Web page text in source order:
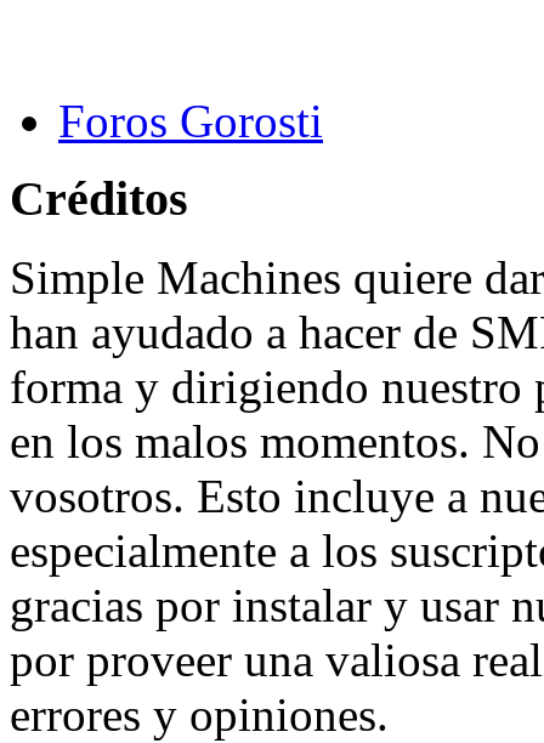
Foros Gorosti
Créditos
Simple Machines quiere
han ayudado a hacer de
forma y dirigiendo nuestro
en los malos momentos.
vosotros. Esto incluye a
especialmente a los
gracias por instalar y usar
por proveer una valiosa
errores y opiniones.